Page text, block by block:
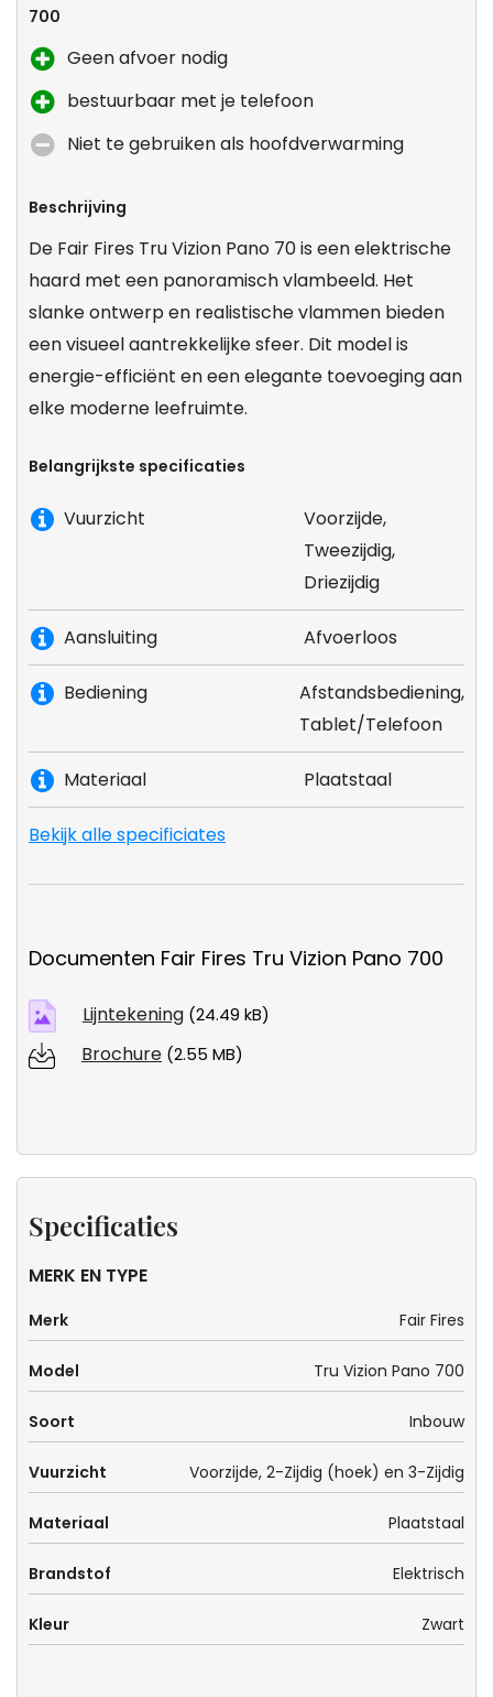
700
Geen afvoer nodig
bestuurbaar met je telefoon
Niet te gebruiken als hoofdverwarming
Beschrijving
De Fair Fires Tru Vizion Pano 70 is een elektrische
haard met een panoramisch vlambeeld. Het
slanke ontwerp en realistische vlammen bieden
een visueel aantrekkelijke sfeer. Dit model is
energie-efficiënt en een elegante toevoeging aan
elke moderne leefruimte.
Belangrijkste specificaties
Vuurzicht
Voorzijde,
Tweezijdig,
Driezijdig
Aansluiting Afvoerloos
Bediening
Afstandsbediening,
Tablet/Telefoon
Materiaal Plaatstaal
Bekijk alle specificiates
Documenten Fair Fires Tru Vizion Pano 700
Lijntekening (24.49 kB)
Brochure (2.55 MB)
Specificaties
MERK EN TYPE
Merk Fair Fires
Model Tru Vizion Pano 700
Soort Inbouw
Vuurzicht Voorzijde, 2-Zijdig (hoek) en 3-Zijdig
Materiaal Plaatstaal
Brandstof Elektrisch
Kleur Zwart